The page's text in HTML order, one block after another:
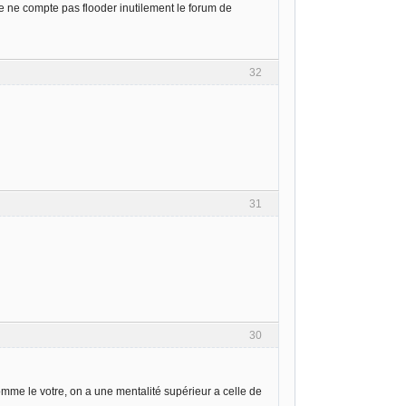
compte pas flooder inutilement le forum de
32
31
30
le votre, on a une mentalité supérieur a celle de